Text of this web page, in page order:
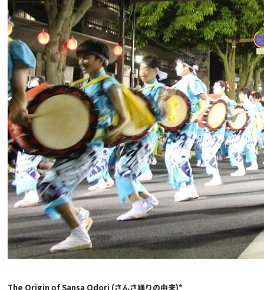
The Origin of Sansa Odori (さんさ踊りの由来)*